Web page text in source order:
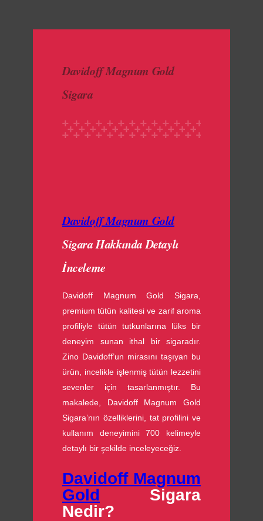
Davidoff Magnum Gold
Sigara
Davidoff Magnum Gold
Sigara Hakkında Detaylı
İnceleme
Davidoff Magnum Gold Sigara,
premium tütün kalitesi ve zarif aroma
profiliyle tütün tutkunlarına lüks bir
deneyim sunan ithal bir sigaradır.
Zino Davidoff’un mirasını taşıyan bu
ürün, incelikle işlenmiş tütün lezzetini
sevenler için tasarlanmıştır. Bu
makalede, Davidoff Magnum Gold
Sigara’nın özelliklerini, tat profilini ve
kullanım deneyimini 700 kelimeyle
detaylı bir şekilde inceleyeceğiz.
Davidoff Magnum
Gold Sigara
Nedir?